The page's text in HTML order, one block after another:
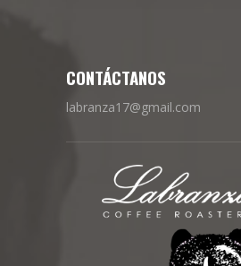
CONTÁCTANOS
labranza17@gmail.com